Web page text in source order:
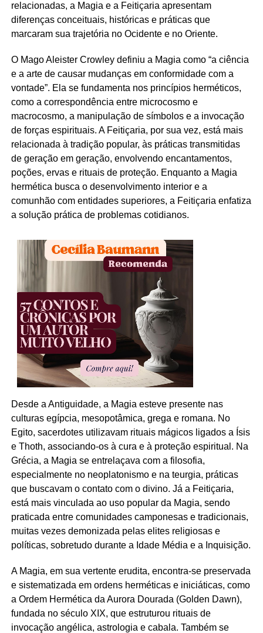
relacionadas, a Magia e a Feitiçaria apresentam
diferenças conceituais, históricas e práticas que
marcaram sua trajetória no Ocidente e no Oriente.
O Mago Aleister Crowley definiu a Magia como “a ciência
e a arte de causar mudanças em conformidade com a
vontade”. Ela se fundamenta nos princípios herméticos,
como a correspondência entre microcosmo e
macrocosmo, a manipulação de símbolos e a invocação
de forças espirituais. A Feitiçaria, por sua vez, está mais
relacionada à tradição popular, às práticas transmitidas
de geração em geração, envolvendo encantamentos,
poções, ervas e rituais de proteção. Enquanto a Magia
hermética busca o desenvolvimento interior e a
comunhão com entidades superiores, a Feitiçaria enfatiza
a solução prática de problemas cotidianos.
Desde a Antiguidade, a Magia esteve presente nas
culturas egípcia, mesopotâmica, grega e romana. No
Egito, sacerdotes utilizavam rituais mágicos ligados a Ísis
e Thoth, associando-os à cura e à proteção espiritual. Na
Grécia, a Magia se entrelaçava com a filosofia,
especialmente no neoplatonismo e na teurgia, práticas
que buscavam o contato com o divino. Já a Feitiçaria,
está mais vinculada ao uso popular da Magia, sendo
praticada entre comunidades camponesas e tradicionais,
muitas vezes demonizada pelas elites religiosas e
políticas, sobretudo durante a Idade Média e a Inquisição.
A Magia, em sua vertente erudita, encontra-se preservada
e sistematizada em ordens herméticas e iniciáticas, como
a Ordem Hermética da Aurora Dourada (Golden Dawn),
fundada no século XIX, que estruturou rituais de
invocação angélica, astrologia e cabala. Também se